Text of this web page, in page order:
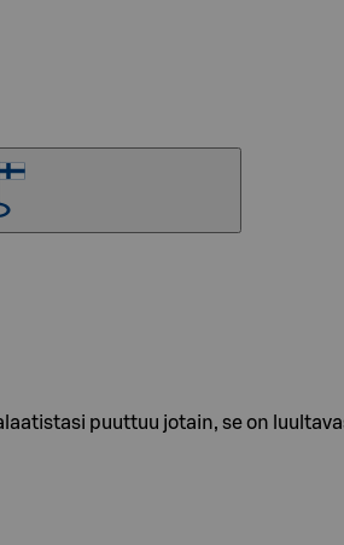
puuttuu jotain, se on